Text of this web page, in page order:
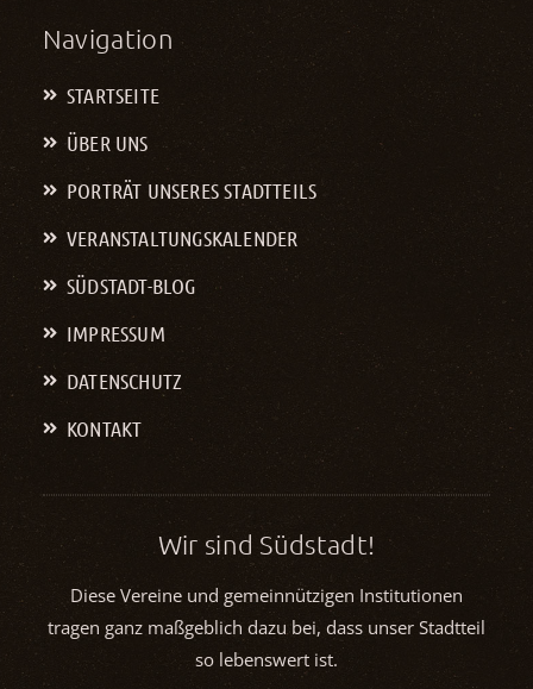
Navigation
STARTSEITE
ÜBER UNS
PORTRÄT UNSERES STADTTEILS
VERANSTALTUNGS­KALENDER
SÜDSTADT-BLOG
IMPRESSUM
DATENSCHUTZ
KONTAKT
Wir sind Südstadt!
Diese Vereine und gemeinnützigen Institutionen
tragen ganz maßgeblich dazu bei, dass unser Stadtteil
so lebenswert ist.